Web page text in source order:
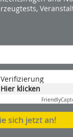
Bauteil,
zum
Hier ist
1 mm
Hier klicken
Friendly
sich jetzt an!